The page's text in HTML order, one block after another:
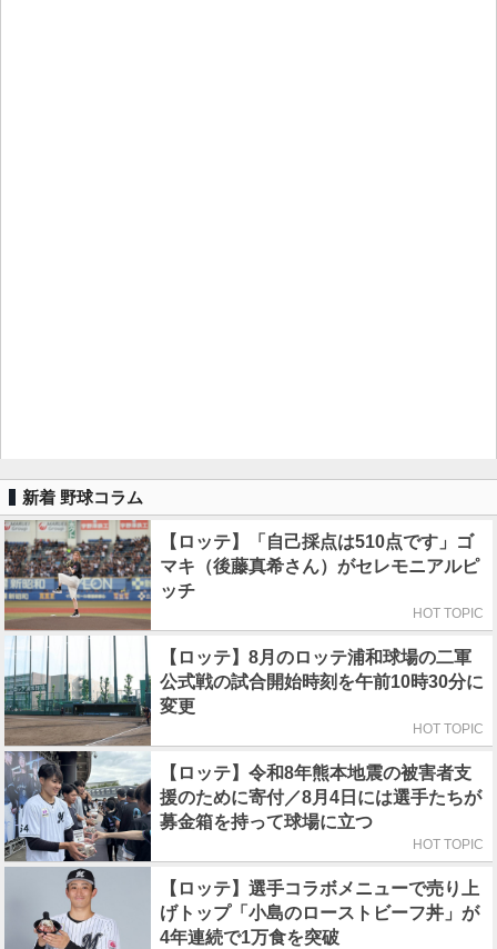
新着 野球コラム
【ロッテ】「自己採点は510点です」ゴ
マキ（後藤真希さん）がセレモニアルピ
ッチ
HOT TOPIC
【ロッテ】8月のロッテ浦和球場の二軍
公式戦の試合開始時刻を午前10時30分に
変更
HOT TOPIC
【ロッテ】令和8年熊本地震の被害者支
援のために寄付／8月4日には選手たちが
募金箱を持って球場に立つ
HOT TOPIC
【ロッテ】選手コラボメニューで売り上
げトップ「小島のローストビーフ丼」が
4年連続で1万食を突破